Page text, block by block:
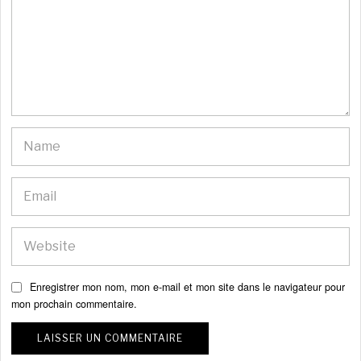
Enregistrer mon nom, mon e-mail et mon site dans le navigateur pour
mon prochain commentaire.